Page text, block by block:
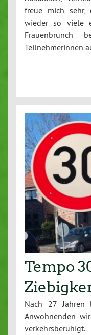
freue mich
wieder so viele
Frauenbrunch
Teilnehmerinnen
Tempo
Nach 27 Jahren
Anwohnenden